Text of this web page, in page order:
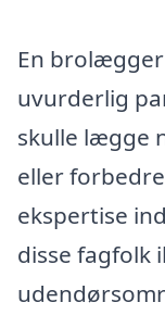
En
uvurderlig
skulle lægge
eller
ekspertise
disse fagfolk